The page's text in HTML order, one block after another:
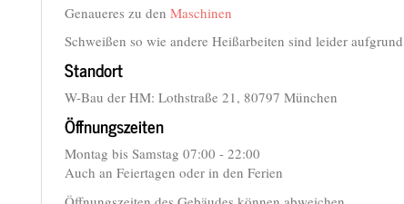
Genaueres zu den Maschinen
Schweißen so wie andere Heißarbeiten sind leider
Standort
W-Bau der HM: Lothstraße 21, 80797 München
Öffnungszeiten
Montag bis Samstag 07:00 - 22:00
Auch an Feiertagen oder in den Ferien